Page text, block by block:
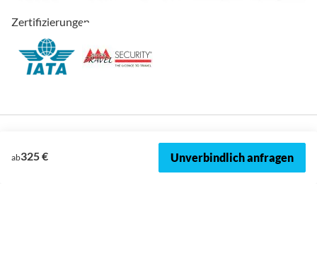
ab325 € Unverbindlich anfragen
Zertifizierungen